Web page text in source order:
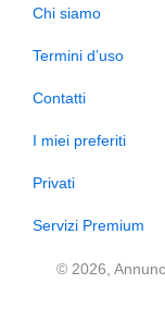
Chi siamo
Termini d’uso
Contatti
I miei preferiti
Privati
Servizi Premium
© 2026,